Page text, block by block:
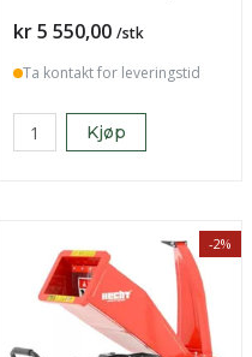
Pris
kr 5 550,00 /stk
Ta kontakt for leveringstid
Kjøp
-2%